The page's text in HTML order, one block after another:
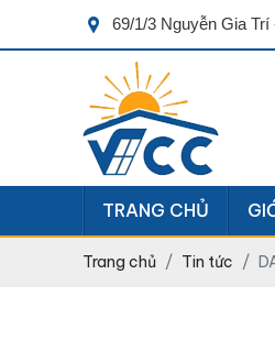
69/1/3 Nguyễn Gia
TRANG CHỦ
Trang chủ Tin tức